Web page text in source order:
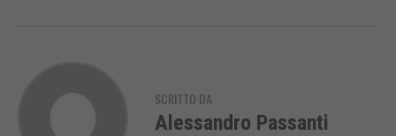
SCRITTO DA
Alessandro Passanti